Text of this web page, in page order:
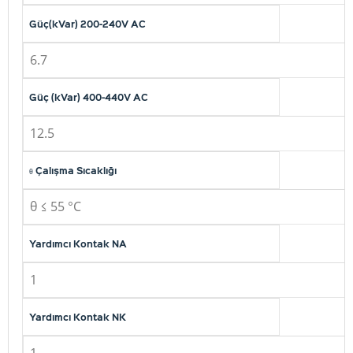
Güç(kVar) 200-240V AC
6.7
Güç (kVar) 400-440V AC
12.5
θ Çalışma Sıcaklığı
θ ≤ 55 °C
Yardımcı Kontak NA
1
Yardımcı Kontak NK